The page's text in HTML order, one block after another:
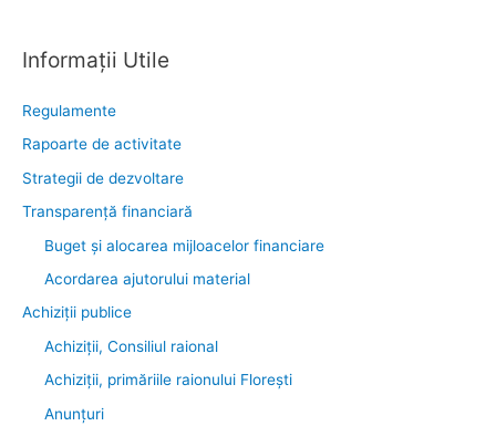
Informații Utile
Regulamente
Rapoarte de activitate
Strategii de dezvoltare
Transparenţă financiară
Buget și alocarea mijloacelor financiare
Acordarea ajutorului material
Achiziţii publice
Achiziții, Consiliul raional
Achiziții, primăriile raionului Florești
Anunțuri